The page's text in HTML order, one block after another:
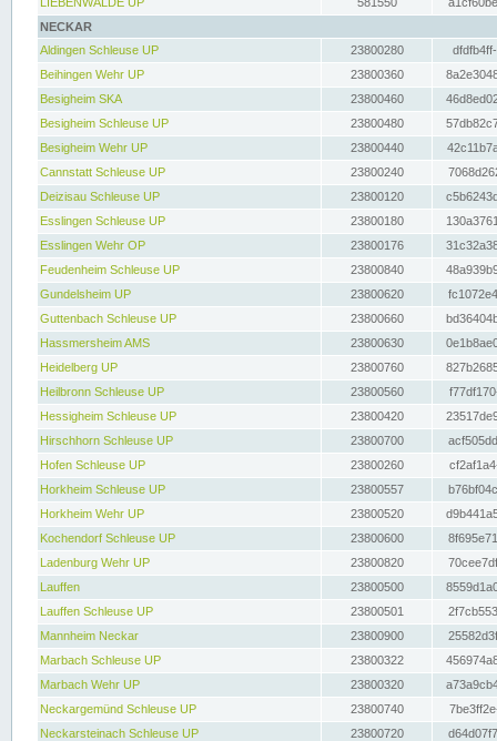
NECKAR
Aldingen Schleuse UP
23800280
Beihingen Wehr UP
23800360
Besigheim SKA
23800460
Besigheim Schleuse UP
23800480
Besigheim Wehr UP
23800440
Cannstatt Schleuse UP
23800240
Deizisau Schleuse UP
23800120
Esslingen Schleuse UP
23800180
Esslingen Wehr OP
23800176
Feudenheim Schleuse UP
23800840
Gundelsheim UP
23800620
Guttenbach Schleuse UP
23800660
Hassmersheim AMS
23800630
Heidelberg UP
23800760
Heilbronn Schleuse UP
23800560
Hessigheim Schleuse UP
23800420
Hirschhorn Schleuse UP
23800700
Hofen Schleuse UP
23800260
Horkheim Schleuse UP
23800557
Horkheim Wehr UP
23800520
Kochendorf Schleuse UP
23800600
Ladenburg Wehr UP
23800820
Lauffen
23800500
Lauffen Schleuse UP
23800501
Mannheim Neckar
23800900
Marbach Schleuse UP
23800322
Marbach Wehr UP
23800320
Neckargemünd Schleuse UP
23800740
Neckarsteinach Schleuse UP
23800720